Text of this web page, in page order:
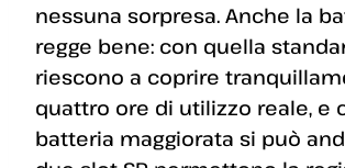
nessuna sorpresa. Anche la
regge bene: con quella
riescono a coprire
quattro ore di utilizzo reale, e
batteria maggiorata si può